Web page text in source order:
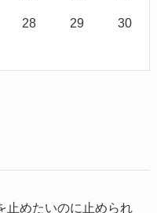
28 29 30
止めたいのに止められ